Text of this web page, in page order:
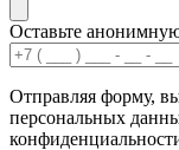
Оставьте
Отправляя форму,
персональных